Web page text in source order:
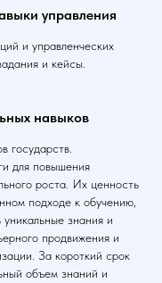
управления
и управленческих
и кейсы.
навыков
государств.
для повышения
роста. Их ценность
подходе к обучению,
знания и
продвижения и
За короткий срок
объем знаний и